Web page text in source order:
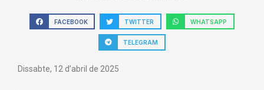
FACEBOOK TWITTER WHATSAPP
TELEGRAM
Dissabte, 12 d’abril de 2025